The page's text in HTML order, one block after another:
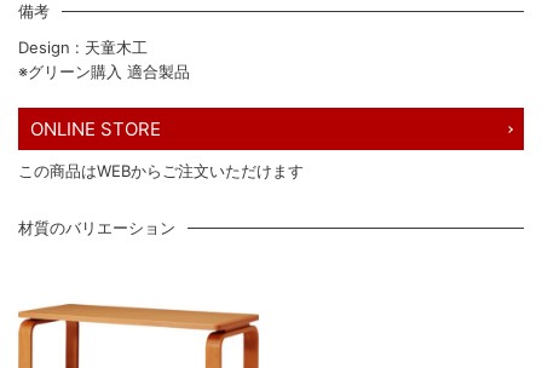
備考
Design : 天童木工
※グリーン購入 適合製品
ONLINE STORE
この商品はWEBからご注文いただけます
材質のバリエーション